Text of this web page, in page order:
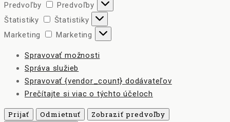
Predvoľby
Predvoľby
Štatistiky
Štatistiky
Marketing
Marketing
Spravovať možnosti
Správa služieb
Spravovať {vendor_count} dodávateľov
Prečítajte si viac o týchto účeloch
Prijať Odmietnuť
Zobraziť predvoľby